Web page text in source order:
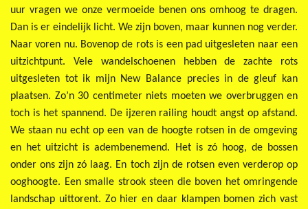
uur vragen we onze vermoeide benen ons omhoog te dragen.
Dan is er eindelijk licht. We zijn boven, maar kunnen nog verder.
Naar voren nu. Bovenop de rots is een pad uitgesleten naar een
uitzichtpunt. Vele wandelschoenen hebben de zachte rots
uitgesleten tot ik mijn New Balance precies in de gleuf kan
plaatsen. Zo’n 30 centimeter niets moeten we overbruggen en
toch is het spannend. De ijzeren railing houdt angst op afstand.
We staan nu echt op een van de hoogte rotsen in de omgeving
en het uitzicht is adembenemend. Het is zó hoog, de bossen
onder ons zijn zó laag. En toch zijn de rotsen even verderop op
ooghoogte. Een smalle strook steen die boven het omringende
landschap uittorent. Zo hier en daar klampen bomen zich vast